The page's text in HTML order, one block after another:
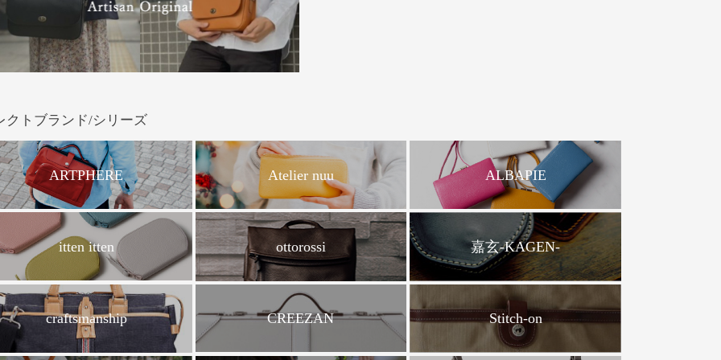
クトブランド/シリーズ
ARTPHERE Atelier nuu ALBAPIE
itten itten ottorossi 嘉玄-KAGEN-
craftsmanship CREEZAN Stitch-on